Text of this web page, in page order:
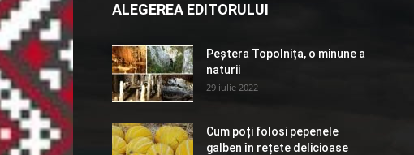
ALEGEREA EDITORULUI
Peștera Topolnița, o minune a
naturii
29 iulie 2022
Cum poți folosi pepenele
galben în rețete delicioase